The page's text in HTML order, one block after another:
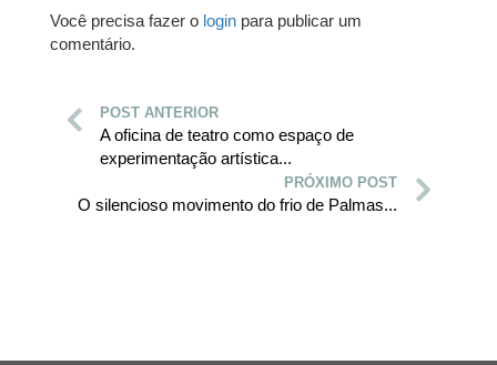
Você precisa fazer o login para publicar um
comentário.
POST ANTERIOR
A oficina de teatro como espaço de
experimentação artística...
PRÓXIMO POST
O silencioso movimento do frio de Palmas...